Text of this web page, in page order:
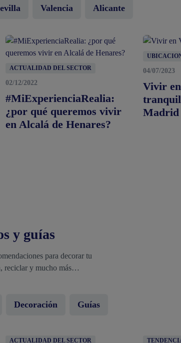
Valencia Alicante
ACTUALIDAD DEL SECTOR
02/12/2022
#MiExperienciaRealia:
¿por qué queremos vivir
en Alcalá de Henares?
04/07/2023
Vivir
Madrid
y guías
para decorar tu
reciclar y mucho más…
Decoración Guías
ACTUALIDAD DEL SECTOR